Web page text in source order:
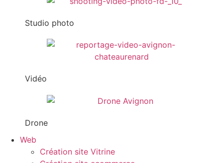
Studio photo
Vidéo
Drone
Web
Création site Vitrine